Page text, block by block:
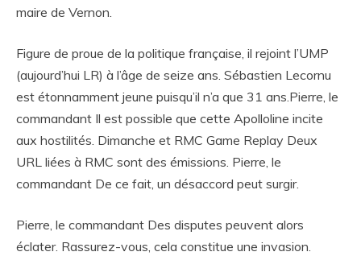
maire de Vernon.
Figure de proue de la politique française, il rejoint l’UMP
(aujourd’hui LR) à l’âge de seize ans. Sébastien Lecornu
est étonnamment jeune puisqu’il n’a que 31 ans.Pierre, le
commandant Il est possible que cette Apolloline incite
aux hostilités. Dimanche et RMC Game Replay Deux
URL liées à RMC sont des émissions. Pierre, le
commandant De ce fait, un désaccord peut surgir.
Pierre, le commandant Des disputes peuvent alors
éclater. Rassurez-vous, cela constitue une invasion.